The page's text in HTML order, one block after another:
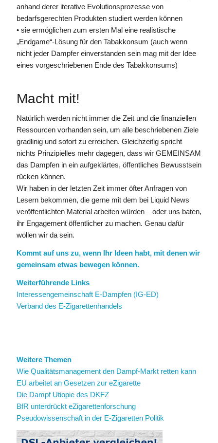
anhand derer iterative Evolutionsprozesse von
bedarfsgerechten Produkten studiert werden können
• sie ermöglichen zum ersten Mal eine realistische
„Endgame“-Lösung für den Tabakkonsum (auch wenn
nicht jeder Dampfer einverstanden sein mag mit der Idee
eines vorgeschriebenen Ende des Tabakkonsums)
Macht mit!
Natürlich werden nicht immer die Zeit und die finanziellen
Ressourcen vorhanden sein, um alle beschriebenen Ziele
gradlinig und sofort zu erreichen. Gleichzeitig spricht
nichts Prinzipielles mehr dagegen, dass wir GEMEINSAM
das Dampfen in ein aufgeklärtes, öffentliches Bewusstsein
rücken können.
Wir haben in der letzten Zeit immer öfter Anfragen von
Lesern bekommen, die gerne mit dem bei Liquid News
veröffentlichten Material arbeiten würden – oder uns baten,
ihr Engagement öffentlicher zu machen. Genau dafür
wollen wir da sein.
Kommt auf uns zu, wenn Ihr Ideen habt, mit denen wir
gemeinsam etwas bewegen können.
Weiterführende Links
Interessengemeinschaft E-Dampfen (IG-ED)
Verband des E-Zigarettenhandels
Weitere Themen
Wie Qualitätsmanagement den Dampf-Markt retten kann
EU arbeitet an Gesetzen zur eZigarette
Die Dampf Utiopie des DKFZ
BfR unterdrückt eZigarettenforschung
Pseudowissenschaft in der E-Zigaretten Politik